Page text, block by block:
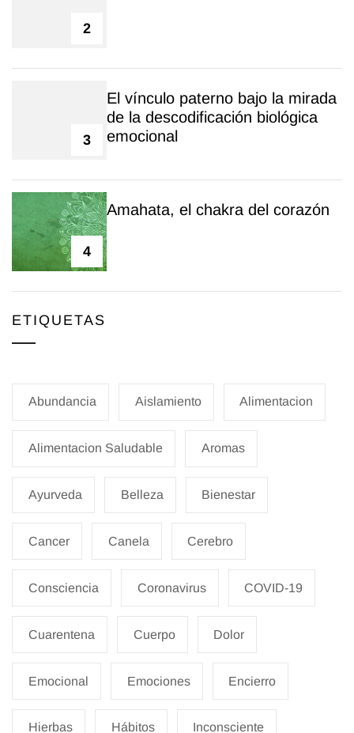
2
3
El vínculo paterno bajo la mirada
de la descodificación biológica
emocional
4
Amahata, el chakra del corazón
ETIQUETAS
Abundancia Aislamiento Alimentacion
Alimentacion Saludable Aromas
Ayurveda Belleza Bienestar
Cancer Canela Cerebro
Consciencia Coronavirus COVID-19
Cuarentena Cuerpo Dolor
Emocional Emociones Encierro
Hierbas Hábitos Inconsciente